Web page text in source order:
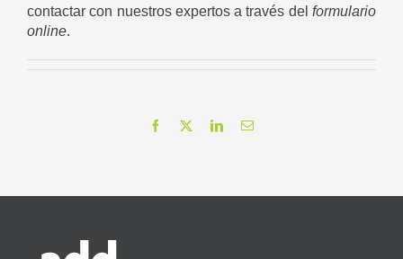
contactar con nuestros expertos a través del formulario
online.
Facebook LinkedInCorreo